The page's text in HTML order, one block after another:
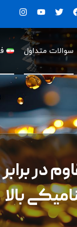
سوالات متداول
در برابر
بالا